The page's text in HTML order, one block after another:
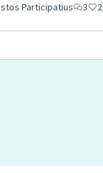
Participatius 3 2